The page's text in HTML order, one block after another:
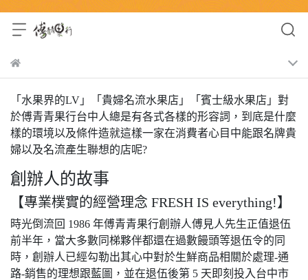
「水果界的LV」「貴婦名流水果店」「賓士級水果店」對
於傅青青果行台中人總是有各式各樣的形容詞，到底是什麼
樣的環境以及條件造就這樣一家在消費者心目中能跟名牌貴
婦以及名流產生聯想的店呢?
創辦人的故事
【專業樸實的經營理念 FRESH IS everything!】
時光倒流回 1986 年傅青青果行創辦人傅見人先生正值退伍
前半年，當大多數同梯夥伴都還在過數饅頭等退伍令的同
時，創辦人已經勾勒出其心中對於生鮮商品相關於處理-通
路-銷售的理想跟藍圖，並在退伍後第 5 天即刻投入台中市